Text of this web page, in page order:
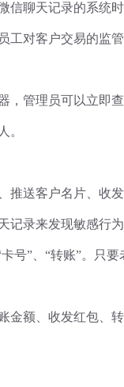
信聊天记录的系统
工对客户交易的监
，管理员可以立即
。
推送客户名片、收
记录来发现敏感行
卡号” “转账”。只要
金额、收发红包、